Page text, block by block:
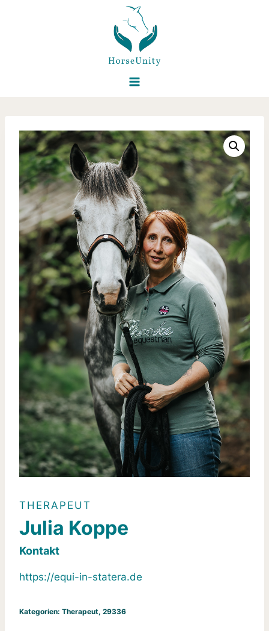
THERAPEUT
Julia Koppe
Kontakt
https://equi-in-statera.de
Kategorien: Therapeut, 29336